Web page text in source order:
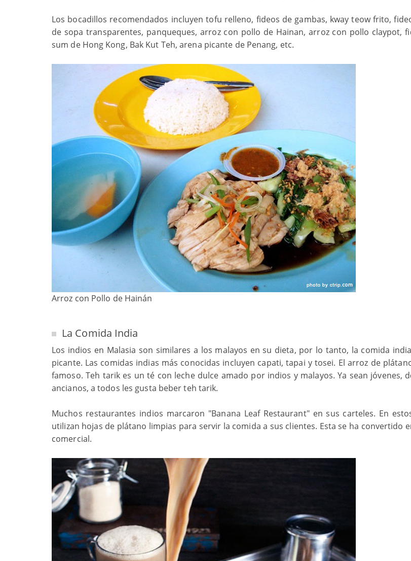
Los bocadillos recomendados incluyen tofu relleno, fideos de gambas, kway teow frito,
de sopa transparentes, panqueques, arroz con pollo de Hainan, arroz con pollo claypot,
sum de Hong Kong, Bak Kut Teh, arena picante de Penang, etc.
Arroz con Pollo de Hainán
La Comida India
Los indios en Malasia son similares a los malayos en su dieta, por lo tanto, la comida
picante. Las comidas indias más conocidas incluyen capati, tapai y tosei. El arroz de
famoso. Teh tarik es un té con leche dulce amado por indios y malayos. Ya sean jóvenes,
ancianos, a todos les gusta beber teh tarik.
Muchos restaurantes indios marcaron "Banana Leaf Restaurant" en sus carteles. En
utilizan hojas de plátano limpias para servir la comida a sus clientes. Esta se ha convertido
comercial.